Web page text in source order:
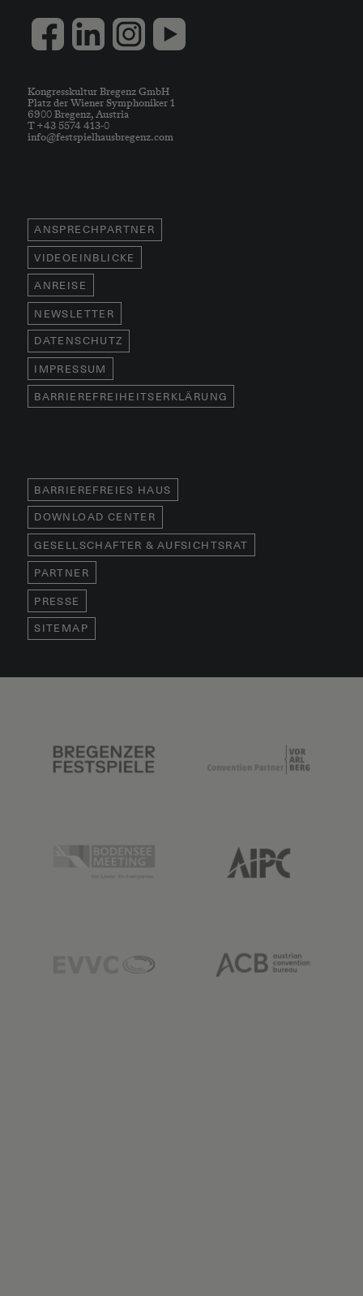
Kongresskultur Bregenz GmbH
Platz der Wiener Symphoniker 1
6900 Bregenz, Austria
T +43 5574 413-0
info@festspielhausbregenz.com
ANSPRECHPARTNER
VIDEOEINBLICKE
ANREISE
NEWSLETTER
DATENSCHUTZ
IMPRESSUM
BARRIEREFREIHEITSERKLÄRUNG
BARRIEREFREIES HAUS
DOWNLOAD CENTER
GESELLSCHAFTER & AUFSICHTSRAT
PARTNER
PRESSE
SITEMAP